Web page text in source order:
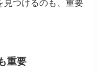
見つけるのも、重要
重要